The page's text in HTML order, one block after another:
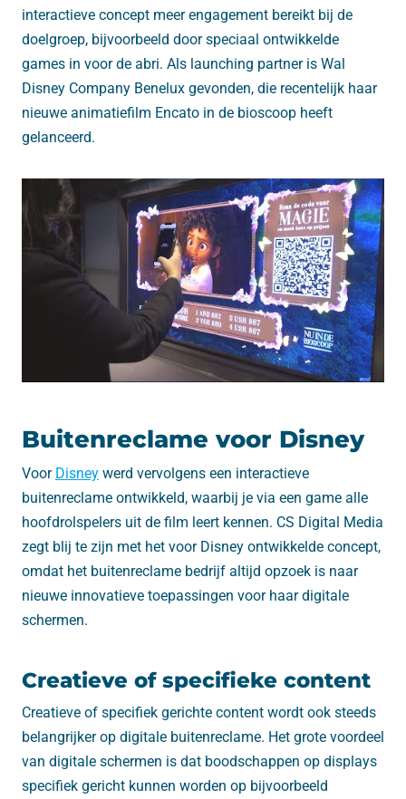
interactieve concept meer engagement bereikt bij de
doelgroep, bijvoorbeeld door speciaal ontwikkelde
games in voor de abri. Als launching partner is Wal
Disney Company Benelux gevonden, die recentelijk haar
nieuwe animatiefilm Encato in de bioscoop heeft
gelanceerd.
Buitenreclame voor Disney
Voor Disney werd vervolgens een interactieve
buitenreclame ontwikkeld, waarbij je via een game alle
hoofdrolspelers uit de film leert kennen. CS Digital Media
zegt blij te zijn met het voor Disney ontwikkelde concept,
omdat het buitenreclame bedrijf altijd opzoek is naar
nieuwe innovatieve toepassingen voor haar digitale
schermen.
Creatieve of specifieke content
Creatieve of specifiek gerichte content wordt ook steeds
belangrijker op digitale buitenreclame. Het grote voordeel
van digitale schermen is dat boodschappen op displays
specifiek gericht kunnen worden op bijvoorbeeld